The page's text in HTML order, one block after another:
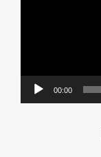
00:00